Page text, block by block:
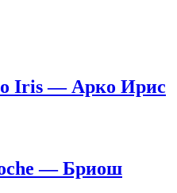
Iris — Арко Ирис
— Бриош